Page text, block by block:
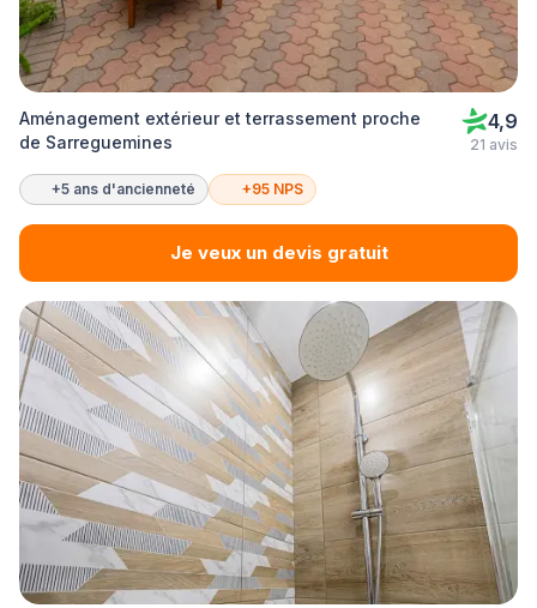
Aménagement extérieur et terrassement proche
de Sarreguemines
4,9
21 avis
+5 ans d'ancienneté +95 NPS
Je veux un devis gratuit